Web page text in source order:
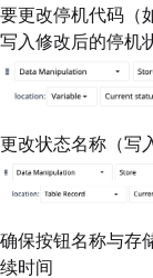
要更改停机代码（
写入修改后的停机
更改状态名称（写
确保按钮名称与存
续时间